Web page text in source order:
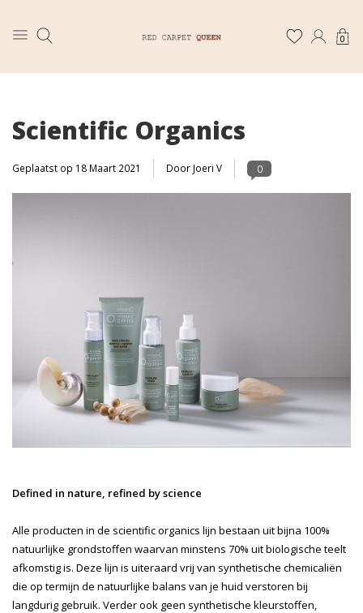
0
Scientific Organics
Geplaatst op 18 Maart 2021 Door Joeri V 0
Defined in nature, refined by science
Alle producten in de scientific organics lijn bestaan uit bijna 100%
natuurlijke grondstoffen waarvan minstens 70% uit biologische teelt
afkomstig is. Deze lijn is uiteraard vrij van synthetische chemicaliën
die op termijn de natuurlijke balans van je huid verstoren bij
langdurig gebruik. Verder ook geen synthetische kleurstoffen,